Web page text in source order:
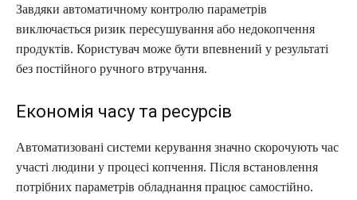
Завдяки автоматичному контролю параметрів
виключається ризик пересушування або недокопчення
продуктів. Користувач може бути впевнений у результаті
без постійного ручного втручання.
Економія часу та ресурсів
Автоматизовані системи керування значно скорочують час
участі людини у процесі копчення. Після встановлення
потрібних параметрів обладнання працює самостійно.